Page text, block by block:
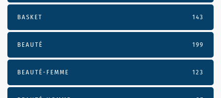
BASKET 143
BEAUTÉ 199
BEAUTÉ-FEMME 123